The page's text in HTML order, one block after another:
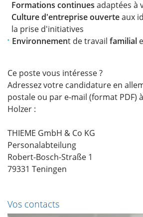
Formations continues adaptées à
Culture d'entreprise ouverteaux
la prise d'initiatives
Environnement de travail familial
Ce poste vous intéresse ?
Adressez votre candidature en
postale ou par e-mail (format PDF)
Holzer :
THIEME GmbH & Co KG
Personalabteilung
Robert-Bosch-Straße 1
79331 Teningen
Vos contacts